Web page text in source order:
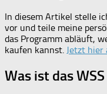
In diesem Artikel stelle
vor und teile meine
das Programm abläuft,
kaufen kannst. Jetzt hier
Was ist das